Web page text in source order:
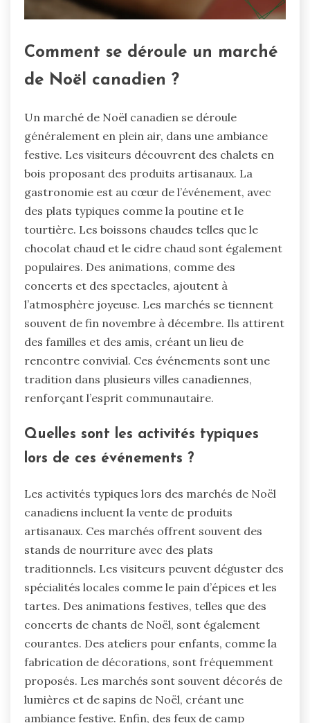
Comment se déroule un marché
de Noël canadien ?
Un marché de Noël canadien se déroule
généralement en plein air, dans une ambiance
festive. Les visiteurs découvrent des chalets en
bois proposant des produits artisanaux. La
gastronomie est au cœur de l’événement, avec
des plats typiques comme la poutine et le
tourtière. Les boissons chaudes telles que le
chocolat chaud et le cidre chaud sont également
populaires. Des animations, comme des
concerts et des spectacles, ajoutent à
l’atmosphère joyeuse. Les marchés se tiennent
souvent de fin novembre à décembre. Ils attirent
des familles et des amis, créant un lieu de
rencontre convivial. Ces événements sont une
tradition dans plusieurs villes canadiennes,
renforçant l’esprit communautaire.
Quelles sont les activités typiques
lors de ces événements ?
Les activités typiques lors des marchés de Noël
canadiens incluent la vente de produits
artisanaux. Ces marchés offrent souvent des
stands de nourriture avec des plats
traditionnels. Les visiteurs peuvent déguster des
spécialités locales comme le pain d’épices et les
tartes. Des animations festives, telles que des
concerts de chants de Noël, sont également
courantes. Des ateliers pour enfants, comme la
fabrication de décorations, sont fréquemment
proposés. Les marchés sont souvent décorés de
lumières et de sapins de Noël, créant une
ambiance festive. Enfin, des feux de camp